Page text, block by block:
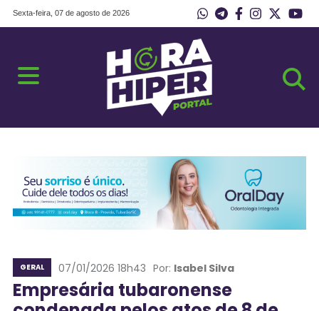
Sexta-feira, 07 de agosto de 2026
GERAL 07/01/2026 18h43 Por: Isabel Silva
Empresária tubaronense